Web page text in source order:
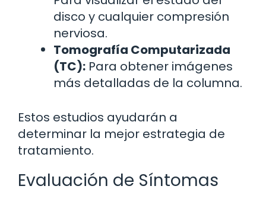
disco y cualquier compresión
nerviosa.
Tomografía Computarizada
(TC): Para obtener imágenes
más detalladas de la columna.
Estos estudios ayudarán a
determinar la mejor estrategia de
tratamiento.
Evaluación de Síntomas